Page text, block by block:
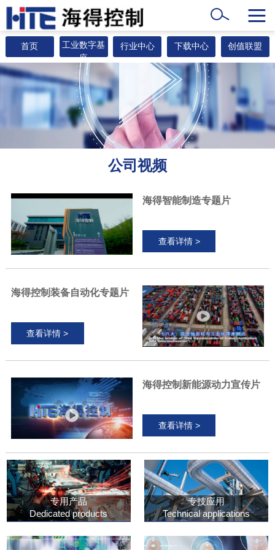
首页
工业数字基
座
行业中心 下载中心 创值联盟
公司视频
海得智能制造专题片
查看详情 >
海得控制装备自动化专题片
查看详情 >
海得控制新能源动力宣传片
查看详情 >
专用产品
Dedicated products
专技应用
Technical applications